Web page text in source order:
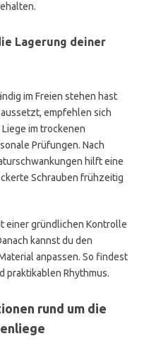
Lagerung deiner
im Freien stehen hast
empfehlen sich
im trockenen
Prüfungen. Nach
hilft eine
Schrauben frühzeitig
einer gründlichen Kontrolle
kannst du den
anpassen. So findest
praktikablen Rhythmus.
rund um die